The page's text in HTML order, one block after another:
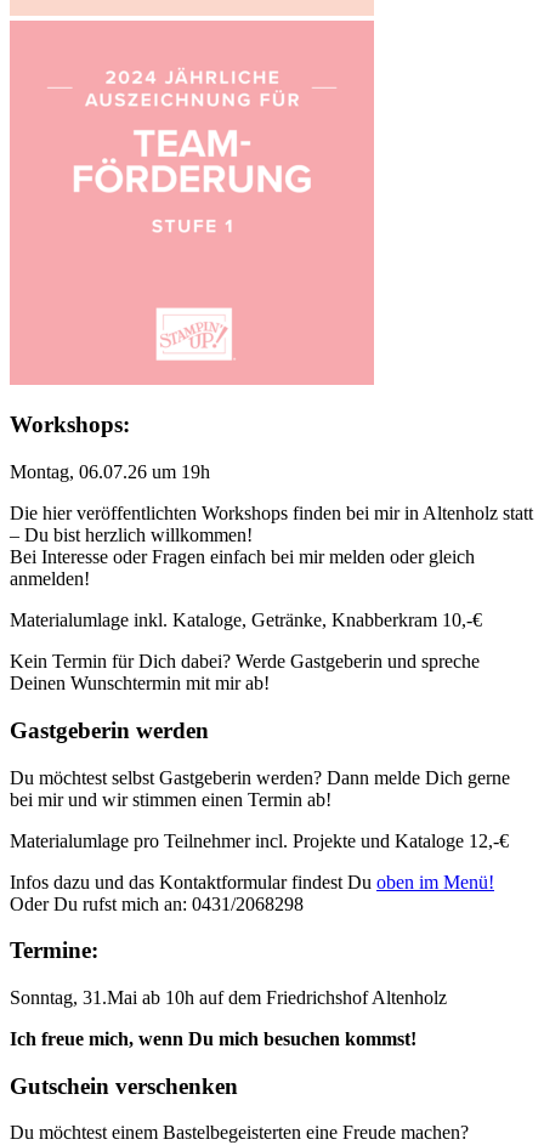
Workshops:
Montag, 06.07.26 um 19h
Die hier veröffentlichten Workshops finden bei mir in Altenholz statt
– Du bist herzlich willkommen!
Bei Interesse oder Fragen einfach bei mir melden oder gleich
anmelden!
Materialumlage inkl. Kataloge, Getränke, Knabberkram 10,-€
Kein Termin für Dich dabei? Werde Gastgeberin und spreche
Deinen Wunschtermin mit mir ab!
Gastgeberin werden
Du möchtest selbst Gastgeberin werden? Dann melde Dich gerne
bei mir und wir stimmen einen Termin ab!
Materialumlage pro Teilnehmer incl. Projekte und Kataloge 12,-€
Infos dazu und das Kontaktformular findest Du oben im Menü!
Oder Du rufst mich an: 0431/2068298
Termine:
Sonntag, 31.Mai ab 10h auf dem Friedrichshof Altenholz
Ich freue mich, wenn Du mich besuchen kommst!
Gutschein verschenken
Du möchtest einem Bastelbegeisterten eine Freude machen?